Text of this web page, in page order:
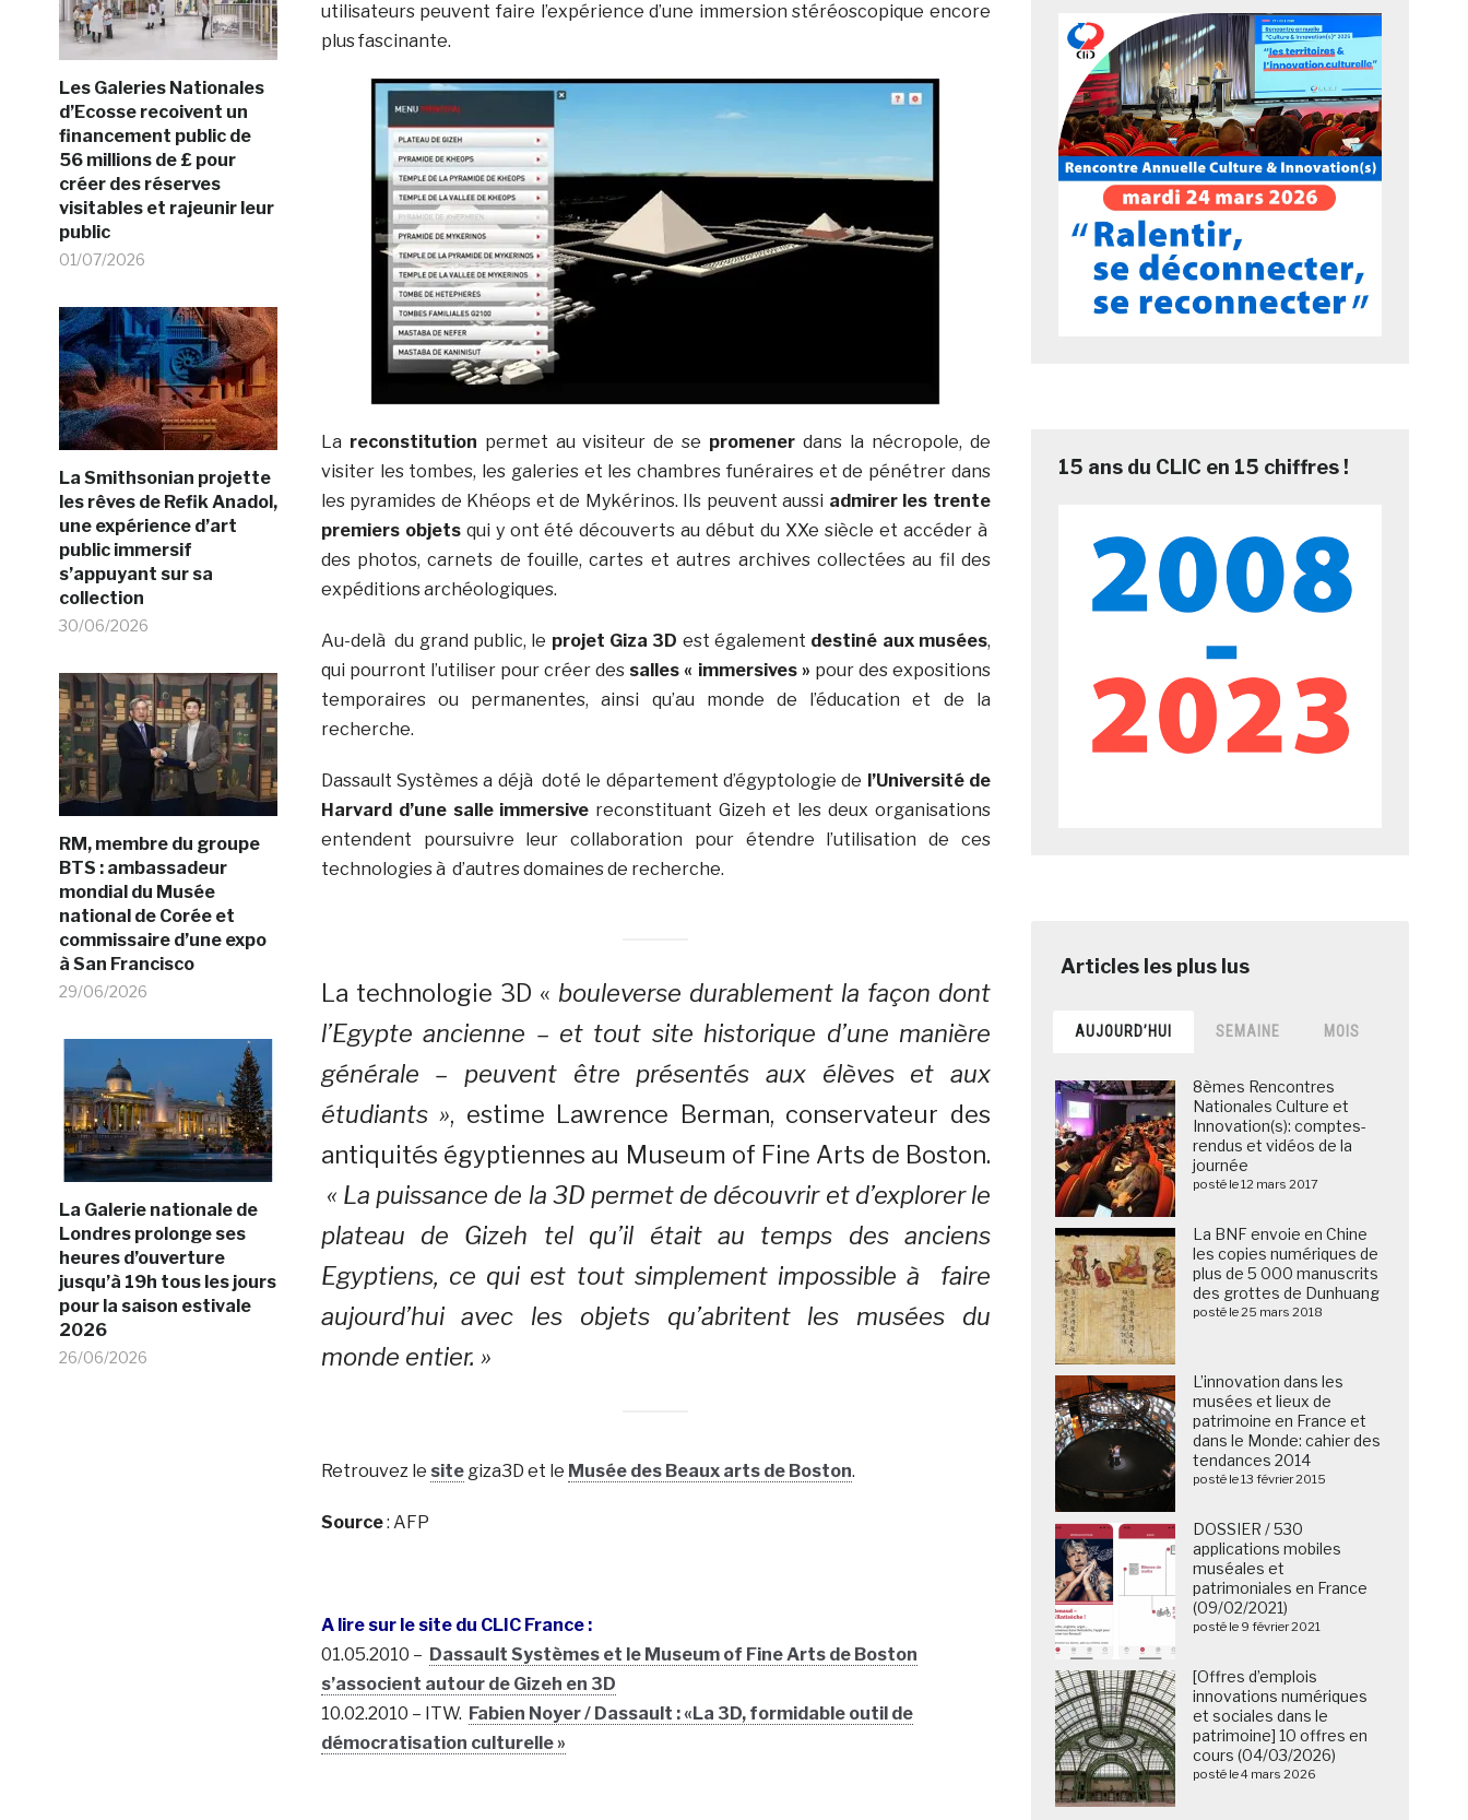
Les Galeries Nationales
d’Ecosse recoivent un
financement public de
56 millions de £ pour
créer des réserves
visitables et rajeunir leur
public
01/07/2026
La Smithsonian projette
les rêves de Refik Anadol,
une expérience d’art
public immersif
s’appuyant sur sa
collection
30/06/2026
RM, membre du groupe
BTS : ambassadeur
mondial du Musée
national de Corée et
commissaire d’une expo
à San Francisco
29/06/2026
La Galerie nationale de
Londres prolonge ses
heures d’ouverture
jusqu’à 19h tous les jours
pour la saison estivale
2026
26/06/2026
utilisateurs peuvent faire l’expérience d’une immersion stéréoscopique encore
plus fascinante.
La reconstitution permet au visiteur de se promener dans la nécropole, de
visiter les tombes, les galeries et les chambres funéraires et de pénétrer dans
les pyramides de Khéops et de Mykérinos. Ils peuvent aussi admirer les trente
premiers objetsqui y ont été découverts au début du XXe siècle et accéder à
des photos, carnets de fouille, cartes et autres archives collectées au fil des
expéditions archéologiques.
Au-delà du grand public, le projet Giza 3D est également destiné aux musées,
qui pourront l’utiliser pour créer des salles « immersives » pour des expositions
temporaires ou permanentes, ainsi qu’au monde de l’éducation et de la
recherche.
Dassault Systèmes a déjà doté le département d’égyptologie de l’Université de
Harvard d’une salle immersive reconstituant Gizeh et les deux organisations
entendent poursuivre leur collaboration pour étendre l’utilisation de ces
technologies à d’autres domaines de recherche.
La technologie 3D « bouleverse durablement la façon dont
l’Egypte ancienne – et tout site historique d’une manière
générale – peuvent être présentés aux élèves et aux
étudiants », estime Lawrence Berman, conservateur des
antiquités égyptiennes au Museum of Fine Arts de Boston.
« La puissance de la 3D permet de découvrir et d’explorer le
plateau de Gizeh tel qu’il était au temps des anciens
Egyptiens, ce qui est tout simplement impossible à faire
aujourd’hui avec les objets qu’abritent les musées du
monde entier. »
Retrouvez le sitegiza3D et le Musée des Beaux arts de Boston.
Source: AFP
A lire sur le site du CLIC France :
01.05.2010 – Dassault Systèmes et le Museum of Fine Arts de Boston
s’associent autour de Gizeh en 3D
10.02.2010 – ITW. Fabien Noyer / Dassault : «La 3D, formidable outil de
démocratisation culturelle »
15 ans du CLIC en 15 chiffres !
AUJOURD’HUI SEMAINE MOIS
8èmes Rencontres
Nationales Culture et
Innovation(s): comptes-
rendus et vidéos de la
journée
posté le 12 mars 2017
La BNF envoie en Chine
les copies numériques de
plus de 5 000 manuscrits
des grottes de Dunhuang
posté le 25 mars 2018
L’innovation dans les
musées et lieux de
patrimoine en France et
dans le Monde: cahier des
tendances 2014
posté le 13 février 2015
DOSSIER / 530
applications mobiles
muséales et
patrimoniales en France
(09/02/2021)
posté le 9 février 2021
[Offres d’emplois
innovations numériques
et sociales dans le
patrimoine] 10 offres en
cours (04/03/2026)
posté le 4 mars 2026